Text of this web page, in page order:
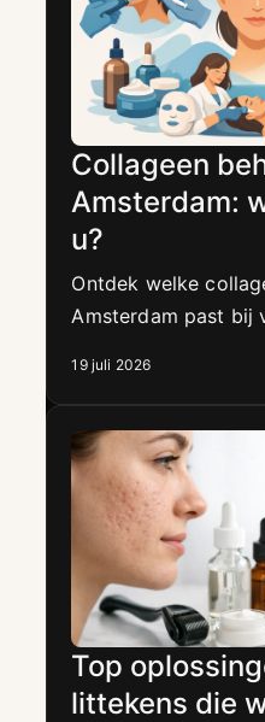
Collageen
Amsterdam:
u?
Ontdek welke
Amsterdam past bij
zonder injecties op
19 juli 2026
Top
littekens die